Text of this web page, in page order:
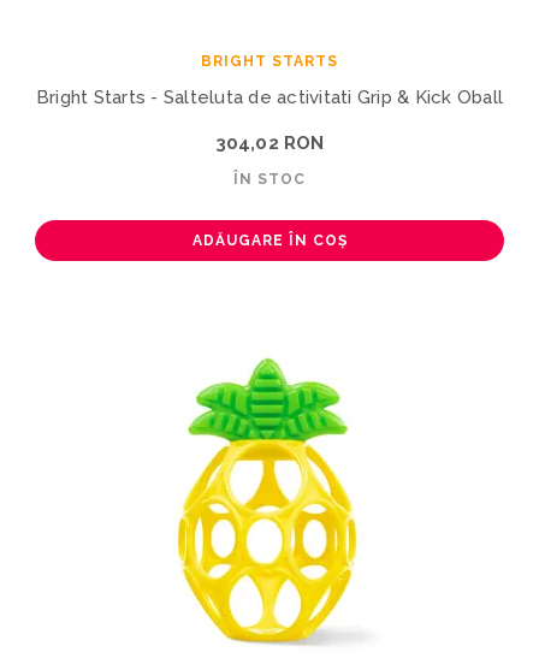
BRIGHT STARTS
Bright Starts - Salteluta de activitati Grip & Kick Oball
304,02 RON
ÎN STOC
ADĂUGARE ÎN COȘ